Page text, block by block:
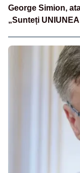
George Simion,
„Sunteți